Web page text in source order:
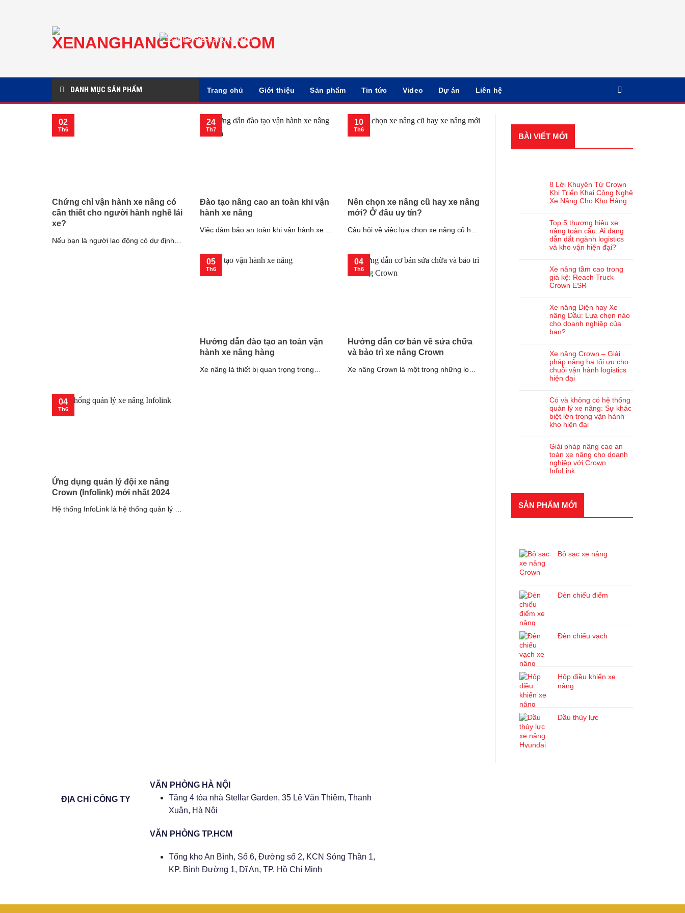
DANH MỤC SẢN PHẨM Trang chủ Giới thiệu Sản phẩm Tin tức Video Dự án Liên hệ
Chứng chỉ vận hành xe nâng có
cần thiết cho người hành nghề lái
xe?
Nếu bạn là người lao động có dự định
02
Th6
Đào tạo nâng cao an toàn khi vận
hành xe nâng
Việc đảm bảo an toàn khi vận hành xe
24
Th7
Nên chọn xe nâng cũ hay xe nâng
mới? Ở đâu uy tín?
Câu hỏi về việc lựa chọn xe nâng cũ hay
10
Th6
Hướng dẫn đào tạo an toàn vận
hành xe nâng hàng
Xe nâng là thiết bị quan trọng trong
05
Th6
Hướng dẫn cơ bản về sửa chữa
và bảo trì xe nâng Crown
Xe nâng Crown là một trong những loại
04
Th6
Ứng dụng quản lý đội xe nâng
Crown (Infolink) mới nhất 2024
Hệ thống InfoLink là hệ thống quản lý đội
04
Th6
BÀI VIẾT MỚI
8 Lời Khuyên Từ Crown
Khi Triển Khai Công Nghệ
Xe Nâng Cho Kho Hàng
Top 5 thương hiệu xe
nâng toàn cầu: Ai đang
dẫn dắt ngành logistics
và kho vận hiện đại?
Xe nâng tầm cao trong
giá kệ: Reach Truck
Crown ESR
Xe nâng Điện hay Xe
nâng Dầu: Lựa chọn nào
cho doanh nghiệp của
bạn?
Xe nâng Crown – Giải
pháp nâng hạ tối ưu cho
chuỗi vận hành logistics
hiện đại
Có và không có hệ thống
quản lý xe nâng: Sự khác
biệt lớn trong vận hành
kho hiện đại
Giải pháp nâng cao an
toàn xe nâng cho doanh
nghiệp với Crown
InfoLink
SẢN PHẨM MỚI
Bộ sạc xe nâng
Đèn chiếu điểm
Đèn chiếu vạch
Hộp điều khiển xe
nâng
Dầu thủy lực
ĐỊA CHỈ CÔNG TY
VĂN PHÒNG HÀ NỘI
Tầng 4 tòa nhà Stellar Garden, 35 Lê Văn Thiêm, Thanh
Xuân, Hà Nội
VĂN PHÒNG TP.HCM
Tổng kho An Bình, Số 6, Đường số 2, KCN Sóng Thần 1,
KP. Bình Đường 1, Dĩ An, TP. Hồ Chí Minh